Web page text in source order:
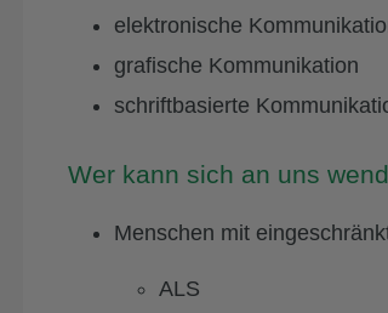
elektronische
grafische Kommunikation
schriftbasierte
Wer kann sich an uns
Menschen mit
ALS